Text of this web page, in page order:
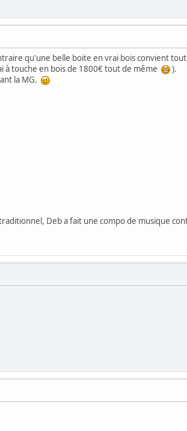
qu'une belle boite en vrai bois convient
à touche en bois de 1800€ tout de même
).
la MG.
Deb a fait une compo de musique